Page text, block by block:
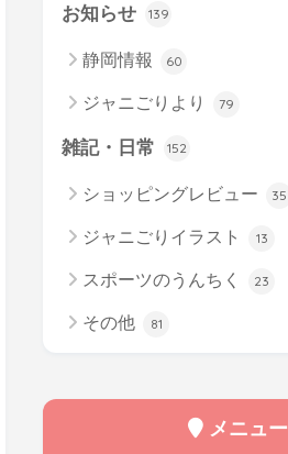
お知らせ 139
静岡情報 60
ジャニごりより 79
雑記・日常 152
ショッピングレビュー 35
ジャニごりイラスト 13
スポーツのうんちく 23
その他 81
メニュー